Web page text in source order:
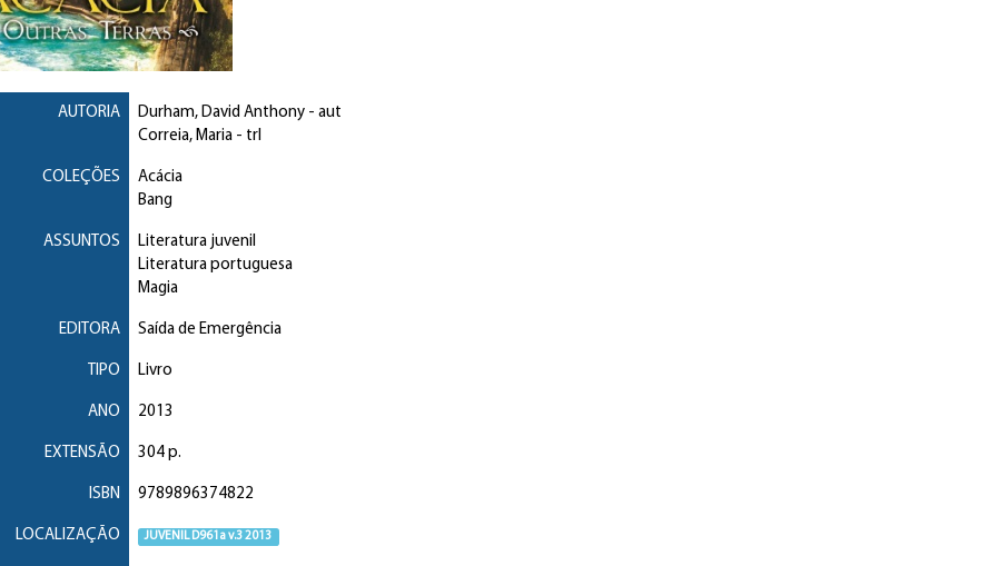
AUTORIA Durham, David Anthony- aut
Correia, Maria- trl
COLEÇÕES
Acácia
Bang
ASSUNTOS
Literatura juvenil
Literatura portuguesa
Magia
EDITORA Saída de Emergência
TIPO Livro
ANO 2013
EXTENSÃO 304 p.
ISBN 9789896374822
LOCALIZAÇÃO JUVENIL D961a v.3 2013